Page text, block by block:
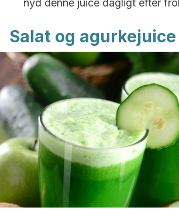
nyd denne juice dagligt efter
Salat og agurkejuice